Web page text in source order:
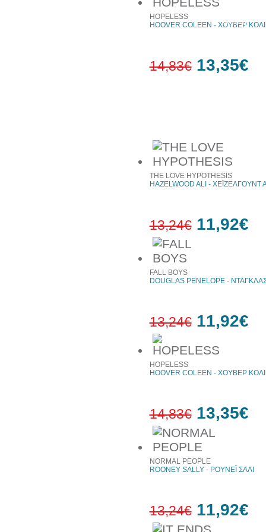
έκπτωση
HOPELESS
HOOVER COLEEN - ΧΟΥΒΕΡ
14,83€ 13,35€
THE LOVE HYPOTHESIS
HAZELWOOD ALI - ΧΕΪΖΕΛΓΟΥΝΤ
13,24€ 11,92€
FALL BOYS
DOUGLAS PENELOPE -
13,24€ 11,92€
HOPELESS
HOOVER COLEEN - ΧΟΥΒΕΡ
14,83€ 13,35€
NORMAL PEOPLE
ROONEY SALLY - ΡΟΥΝΕΪ ΣΑΛΙ
13,24€ 11,92€